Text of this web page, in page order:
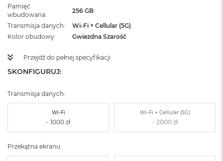
Pamięć
wbudowana
256 GB
Transmisja danych
Wi-Fi + Cellular (5G)
Kolor obudowy
Gwiezdna Szarość
Przejdź do pełnej specyfikacji
SKONFIGURUJ:
Transmisja danych:
Wi-Fi Wi-Fi + Cellular (5G)
Przekątna ekranu: